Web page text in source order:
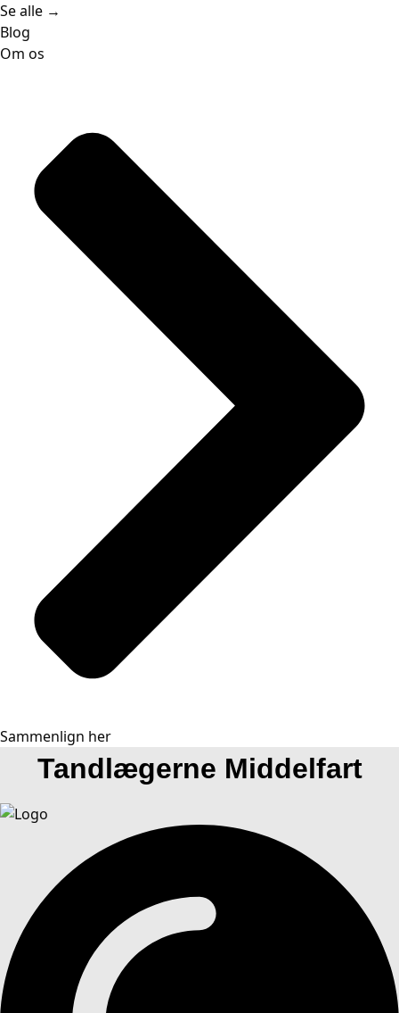
Se alle →
Blog
Om os
Sammenlign her
Tandlægerne Middelfart